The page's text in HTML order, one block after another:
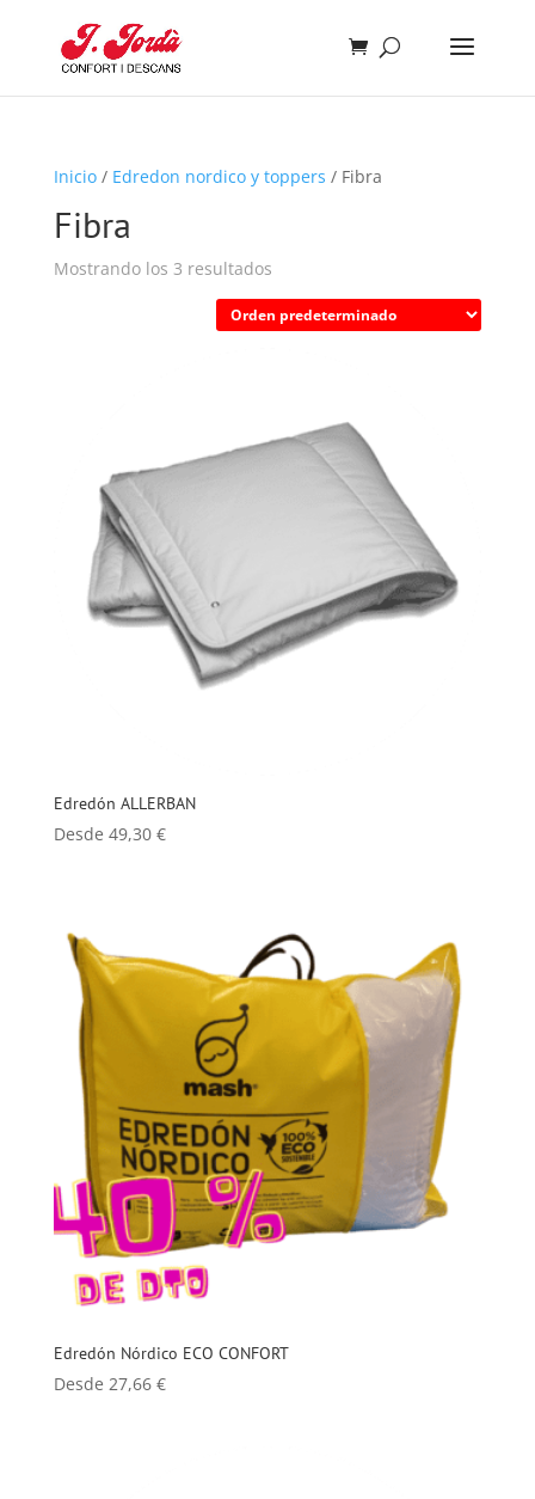
Inicio/ Edredon nordico y toppers / Fibra
Fibra
Mostrando los 3 resultados
Edredón ALLERBAN
Desde 49,30 €
Edredón Nórdico ECO CONFORT
Desde 27,66 €